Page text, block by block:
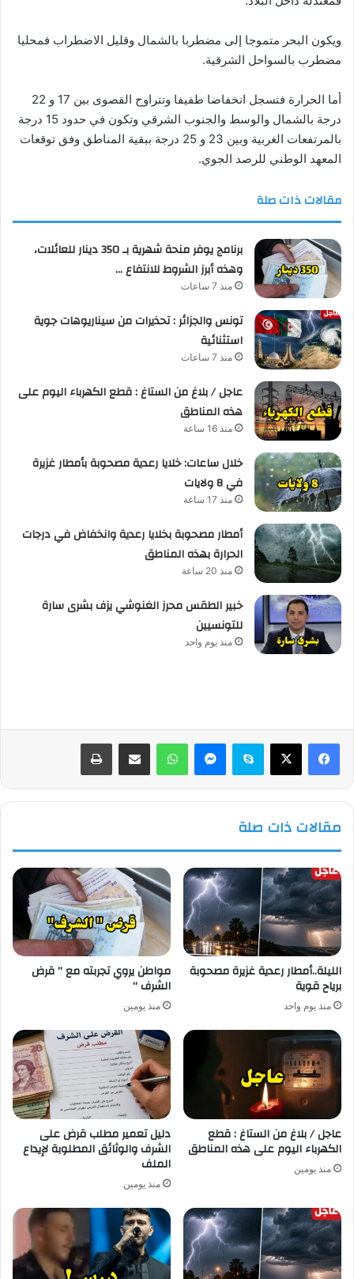
ويكون البحر متموجا إلى مضطربا بالشمال وقليل الاضطراب فمحليا
مضطرب بالسواحل الشرقية.
أما الحرارة فتسجل انخفاضا طفيفا وتتراوح القصوى بين 17 و 22
درجة بالشمال والوسط والجنوب الشرقي وتكون في حدود 15 درجة
بالمرتفعات الغربية وبين 23 و 25 درجة ببقية المناطق وفق توقعات
المعهد الوطني للرصد الجوي.
مقالات ذات صلة
برنامج يوفر منحة شهرية بـ 350 دينار للعائلات،
وهذه أبرز الشروط للانتفاع …
منذ 7 ساعات
تونس والجزائر : تحذيرات من سيناريوهات جوية
استثنائية
منذ 7 ساعات
عاجل / بلاغ من الستاغ : قطع الكهرباء اليوم على
هذه المناطق
منذ 16 ساعة
خلال ساعات: خلايا رعدية مصحوبة بأمطار غزيرة
في 8 ولايات
منذ 17 ساعة
أمطار مصحوبة بخلايا رعدية وانخفاض في درجات
الحرارة بهذه المناطق
منذ 20 ساعة
خبير الطقس محرز الغنوشي يزف بشرى سارة
للتونسيين
منذ يوم واحد
فيسبوك سكايب واتساب
مقالات ذات صلة
الليلة..أمطار رعدية غزيرة مصحوبة
برياح قوية
منذ يوم واحد
مواطن يروي تجربته مع ” قرض
الشرف “
منذ يومين
عاجل / بلاغ من الستاغ : قطع
الكهرباء اليوم على هذه المناطق
منذ يومين
دليل تعمير مطلب قرض على
الشرف والوثائق المطلوبة لإيداع
الملف
منذ يومين